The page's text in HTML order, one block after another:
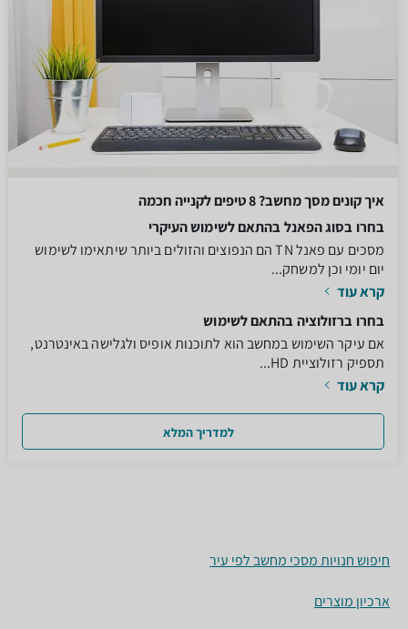
איך קונים מסך מחשב? 8 טיפים לקנייה חכמה
בחרו בסוג הפאנל בהתאם לשימוש העיקרי
מסכים עם פאנל TN הם הנפוצים והזולים ביותר שיתאימו לשימוש
יום יומי וכן למשחק...
קרא עוד
בחרו ברזולוציה בהתאם לשימוש
אם עיקר השימוש במחשב הוא לתוכנות אופיס ולגלישה באינטרנט,
תספיק רזולוציית HD...
קרא עוד
למדריך המלא
חיפוש חנויות מסכי מחשב לפי עיר
ארכיון מוצרים